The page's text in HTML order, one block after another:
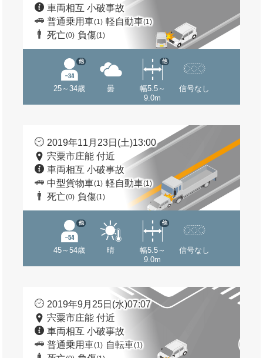
車両相互 小破事故
普通乗用車(1) 軽自動車(1)
死亡(0) 負傷(1)
25～34歳
他
曇
幅5.5～
9.0m
他
信号なし
2019年11月23日(土)13:00
宍粟市庄能 付近
車両相互 小破事故
中型貨物車(1) 軽自動車(1)
死亡(0) 負傷(1)
45～54歳
他
晴
幅5.5～
9.0m
他
信号なし
2019年9月25日(水)07:07
宍粟市庄能 付近
車両相互 小破事故
普通乗用車(1) 自転車(1)